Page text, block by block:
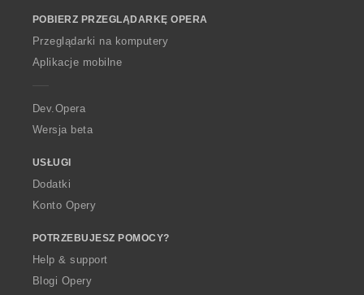
w
O
p
a
POBIERZ PRZEGLĄDARKĘ OPERA
Przeglądarki na komputery
Aplikacje mobilne
Dev.Opera
Wersja beta
USŁUGI
Dodatki
Konto Opery
POTRZEBUJESZ POMOCY?
Help & support
Blogi Opery